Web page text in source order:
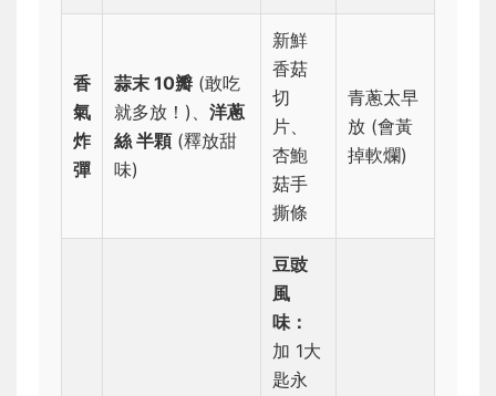
香
氣
炸
彈
蒜末 10瓣 (敢吃
就多放！)、 洋蔥
絲 半顆(釋放甜
味)
新鮮
香菇
切
片、
杏鮑
菇手
撕條
青蔥太早
放 (會黃
掉軟爛)
豆豉
風
味：
加 1大
匙永